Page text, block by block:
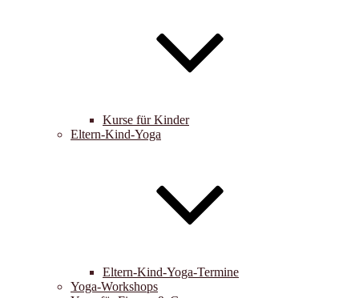
Kurse für Kinder
Eltern-Kind-Yoga
Eltern-Kind-Yoga-Termine
Yoga-Workshops